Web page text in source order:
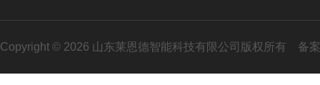
Copyright © 2026 山东莱恩德智能科技有限公司版权所有 备